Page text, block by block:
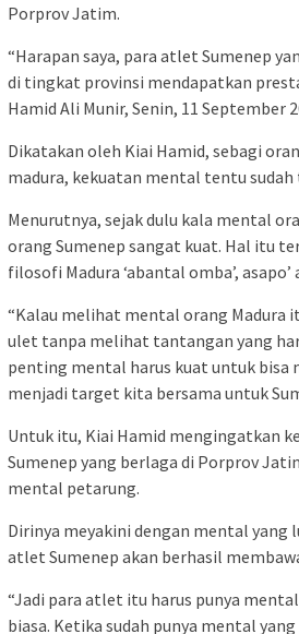
Porprov Jatim.
“Harapan saya, para atlet Sumenep
di tingkat provinsi mendapatkan
Hamid Ali Munir, Senin, 11 September
Dikatakan oleh Kiai Hamid, sebagi
madura, kekuatan mental tentu sudah
Menurutnya, sejak dulu kala mental
orang Sumenep sangat kuat. Hal itu
filosofi Madura ‘abantal omba’, asapo’
“Kalau melihat mental orang Madura
ulet tanpa melihat tantangan yang
penting mental harus kuat untuk bisa
menjadi target kita bersama untuk
Untuk itu, Kiai Hamid mengingatkan
Sumenep yang berlaga di Porprov
mental petarung.
Dirinya meyakini dengan mental yang
atlet Sumenep akan berhasil
“Jadi para atlet itu harus punya
biasa. Ketika sudah punya mental